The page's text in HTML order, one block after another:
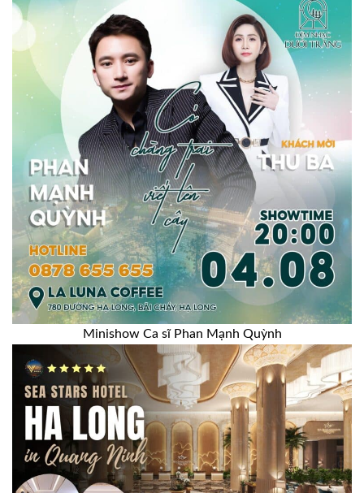
Minishow Ca sĩ Phan Mạnh Quỳnh